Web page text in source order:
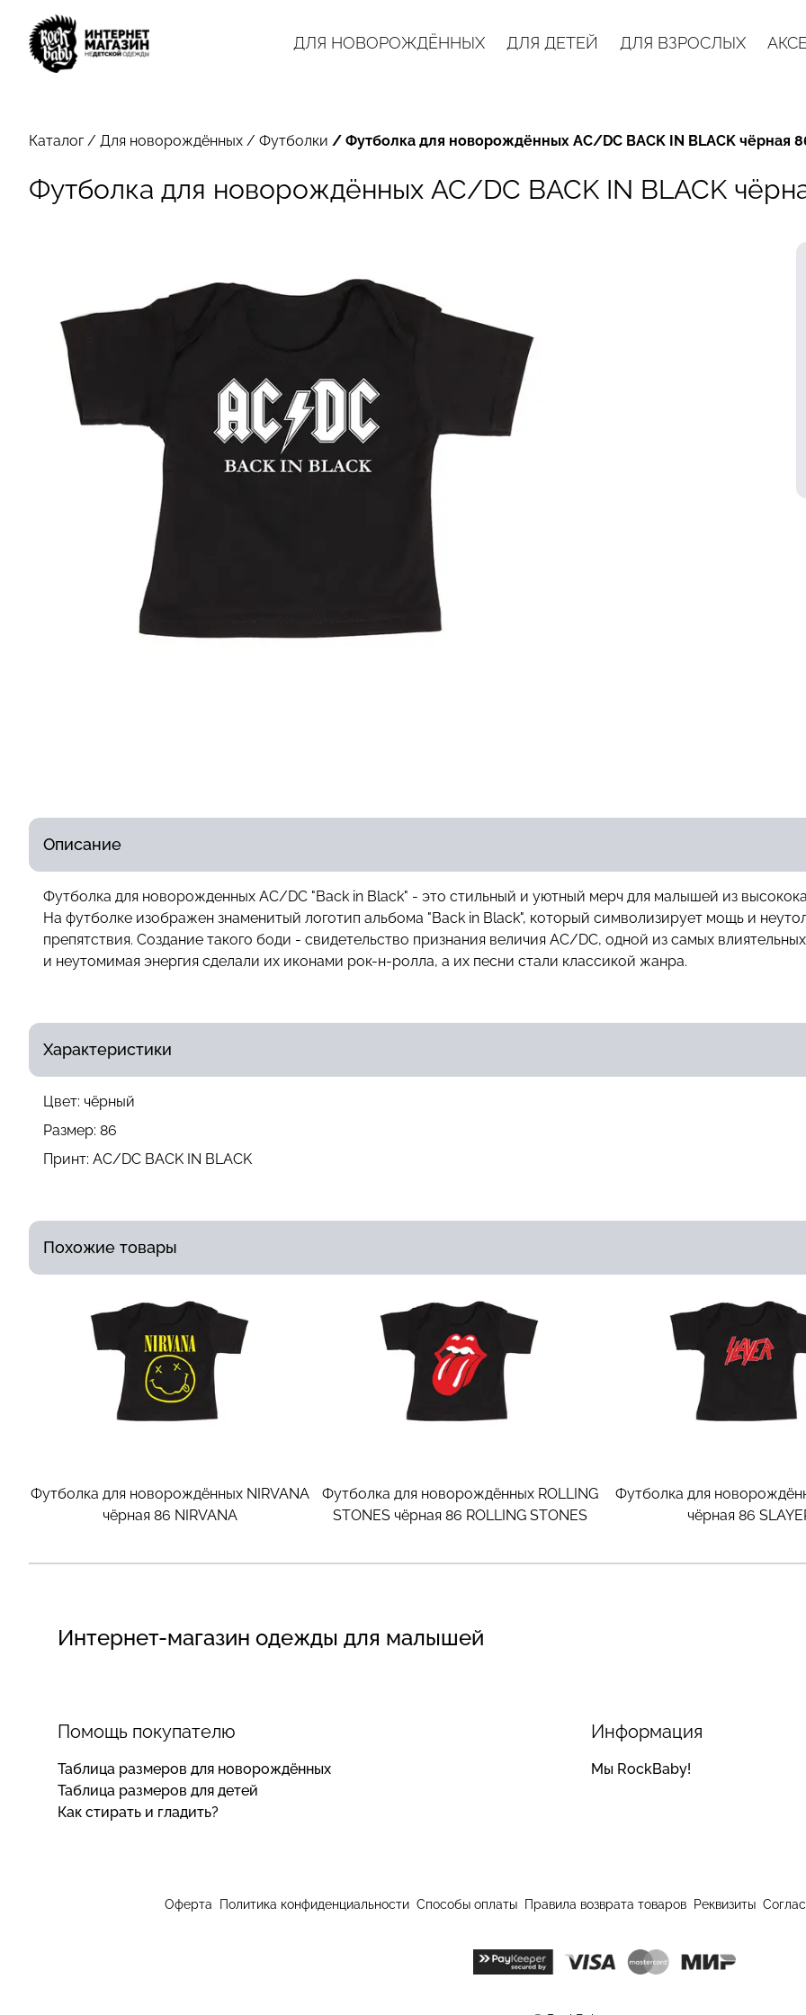
ДЛЯ НОВОРОЖДЁННЫХ ДЛЯ ДЕТЕЙ ДЛЯ ВЗРОСЛЫХ
Каталог/ Для новорождённых / Футболки / Футболка для новорождённых AC/DC BACK IN BLACK чёрная
Футболка для новорождённых AC/DC BACK IN BLACK
Описание
Футболка для новорожденных AC/DC "Back in Black" - это стильный и уютный мерч для малышей из
На футболке изображен знаменитый логотип альбома "Back in Black", который символизирует мощь и
препятствия. Создание такого боди - свидетельство признания величия AC/DC, одной из самых
и неутомимая энергия сделали их иконами рок-н-ролла, а их песни стали классикой жанра.
Характеристики
Цвет: чёрный
Размер: 86
Принт: AC/DC BACK IN BLACK
Похожие товары
Футболка для новорождённых NIRVANA
чёрная 86 NIRVANA
Футболка для новорождённых ROLLING
STONES чёрная 86 ROLLING STONES
Футболка для
чёрная 86
Интернет-магазин одежды для малышей
Помощь покупателю
Таблица размеров для новорождённых
Таблица размеров для детей
Как стирать и гладить?
Информация
Мы RockBaby!
Оферта Политика конфиденциальности Способы оплаты Правила возврата товаров Реквизиты